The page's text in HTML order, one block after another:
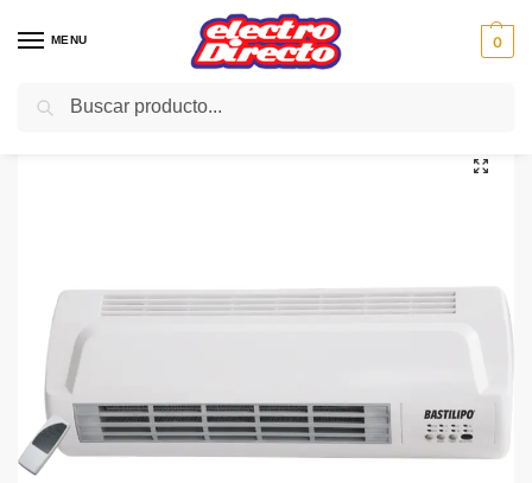
MENU 0
Inicio Climatización / Calefactores